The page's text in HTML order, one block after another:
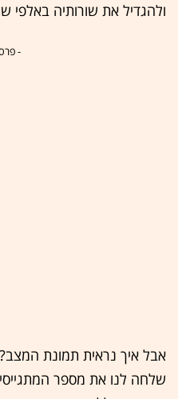
ולהגדיל את שורותיה באלפי
-
אבל איך נראית תמונת
שלחה לנו את מספר